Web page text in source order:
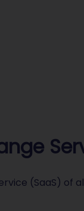
(SaaS) of